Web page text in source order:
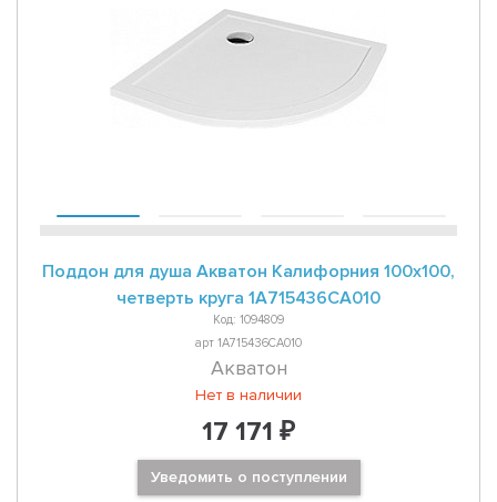
Поддон для душа Акватон Калифорния 100х100,
четверть круга 1A715436CA010
Код: 1094809
арт 1A715436CA010
Акватон
Нет в наличии
17 171 ₽
Уведомить о поступлении